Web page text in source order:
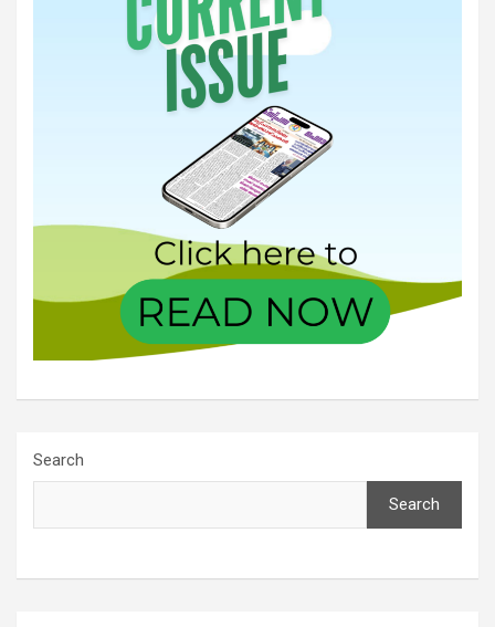
Search
Search